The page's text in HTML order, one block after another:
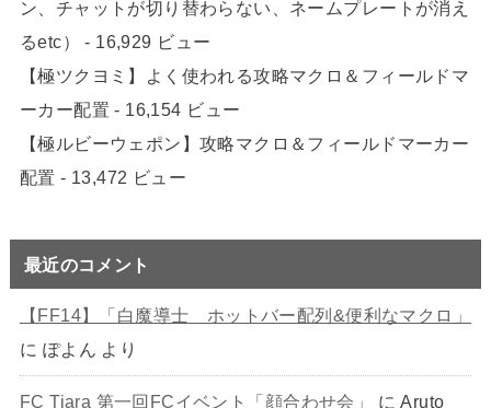
ン、チャットが切り替わらない、ネームプレートが消え
るetc）
- 16,929 ビュー
【極ツクヨミ】よく使われる攻略マクロ＆フィールドマ
ーカー配置 - 16,154 ビュー
【極ルビーウェポン】攻略マクロ＆フィールドマーカー
配置 - 13,472 ビュー
最近のコメント
【FF14】「白魔導士 ホットバー配列&便利なマクロ」
に ぽよん より
FC Tiara 第一回FCイベント「顔合わせ会」 にAruto